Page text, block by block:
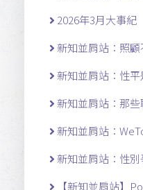
2026年3月大事紀
新知並肩站：照
新知並肩站：性
新知並肩站：那
新知並肩站：
新知並肩站：性別
【新知並肩站】